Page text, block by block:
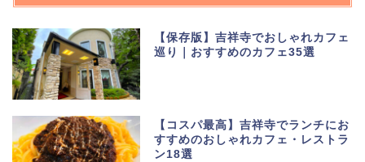
【保存版】吉祥寺でおしゃれカフェ
巡り｜おすすめのカフェ35選
【コスパ最高】吉祥寺でランチにお
すすめのおしゃれカフェ・レストラ
ン18選